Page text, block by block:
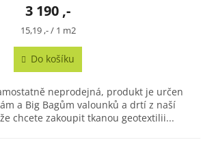
3 190 ,-
Měrná
15,19 ,- / 1 m2
Do košíku
neprodejná, produkt je určen
a Big Bagům valounků a drtí z naší
chcete zakoupit tkanou geotextilii...